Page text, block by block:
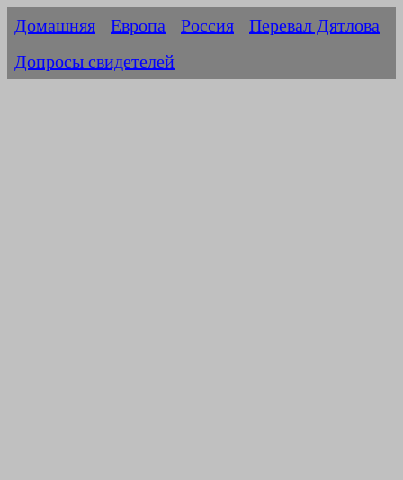
Домашняя Европа Россия
Перевал Дятлова
Допросы свидетелей